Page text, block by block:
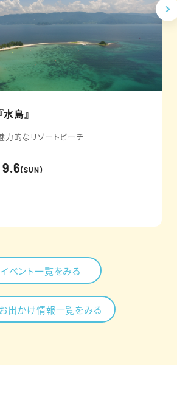
島』
力的なリゾートビーチ
(SUN)
イベント一覧をみる
出かけ情報一覧をみる